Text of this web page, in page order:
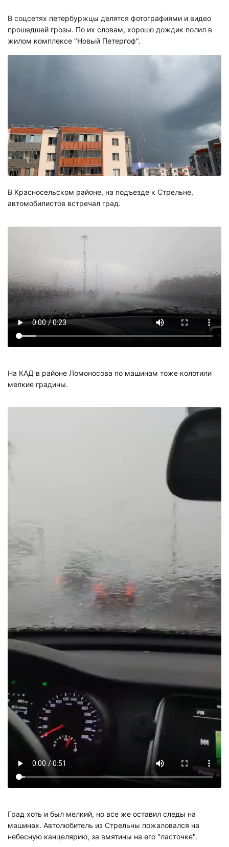
В соцсетях петербуржцы делятся фотографиями и видео
прошедшей грозы. По их словам, хорошо дождик полил в
жилом комплексе "Новый Петергоф".
В Красносельском районе, на подъезде к Стрельне,
автомобилистов встречал град.
На КАД в районе Ломоносова по машинам тоже колотили
мелкие градины.
Град хоть и был мелкий, но все же оставил следы на
машинах. Автолюбитель из Стрельны пожаловался на
небесную канцелярию, за вмятины на его "ласточке".